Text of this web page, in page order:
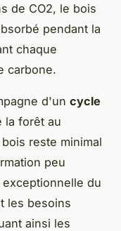
de CO2, le bois
pendant la
chaque
carbone.
d'un cycle
la forêt au
reste minimal
peu
du
les besoins
ainsi les